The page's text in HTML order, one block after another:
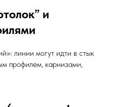
и
линии могут идти в стык
профилем, карнизами,